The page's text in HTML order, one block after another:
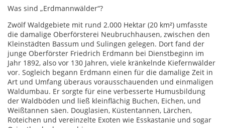
Was sind „Erdmannwälder“?
Zwölf Waldgebiete mit rund 2.000 Hektar (20 km²) umfasste
die damalige Oberförsterei Neubruchhausen, zwischen den
Kleinstädten Bassum und Sulingen gelegen. Dort fand der
junge Oberförster Friedrich Erdmann bei Dienstbeginn im
Jahr 1892, also vor 130 Jahren, viele kränkelnde Kiefernwälder
vor. Sogleich begann Erdmann einen für die damalige Zeit in
Art und Umfang überaus vorausschauenden und einmaligen
Waldumbau. Er sorgte für eine verbesserte Humusbildung
der Waldböden und ließ kleinflächig Buchen, Eichen, und
Weißtannen säen. Douglasien, Küstentannen, Lärchen,
Roteichen und vereinzelte Exoten wie Esskastanie und sogar